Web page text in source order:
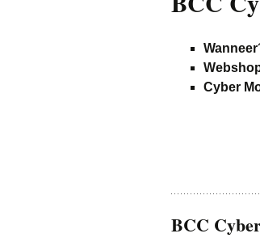
Wanneer
Cyber
BCC